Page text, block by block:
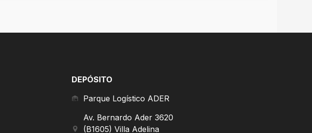
DEPÓSITO
Parque Logístico ADER
Av. Bernardo Ader 3620
(B1605) Villa Adelina